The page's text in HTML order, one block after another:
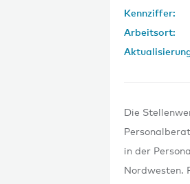
Kennziffer:
Arbeitsort:
Die
in der
Nordwesten.